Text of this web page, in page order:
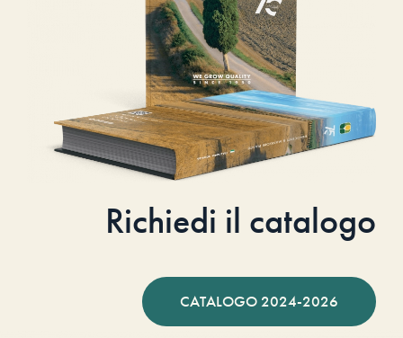
Richiedi il catalogo
CATALOGO 2024-2026